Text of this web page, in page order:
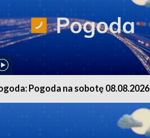
Pogoda na sobotę 08.08.2026